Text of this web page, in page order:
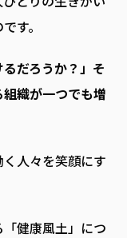
す。
だろうか？」そ
織が一つでも増
人々を笑顔にす
健康風土」につ